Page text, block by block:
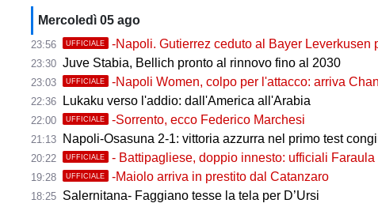
Mercoledì 05 ago
23:56 UFFICIALE -Napoli. Gutierrez ceduto al Bayer Leverkusen per una
23:30 Juve Stabia, Bellich pronto al rinnovo fino al 2030
23:03 UFFICIALE -Napoli Women, colpo per l'attacco: arriva Chanté
22:36 Lukaku verso l'addio: dall'America all'Arabia
22:00 UFFICIALE -Sorrento, ecco Federico Marchesi
21:13 Napoli-Osasuna 2-1: vittoria azzurra nel primo test congiunto di Castel
20:22 UFFICIALE - Battipagliese, doppio innesto: ufficiali Faraula ed
19:28 UFFICIALE -Maiolo arriva in prestito dal Catanzaro
18:25 Salernitana- Faggiano tesse la tela per D’Ursi